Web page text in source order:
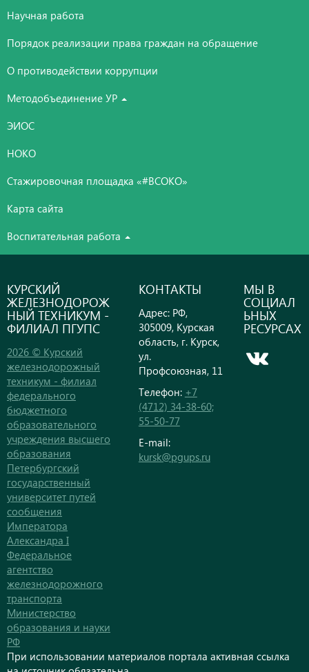
Научная работа
Порядок реализации права граждан на обращение
О противодействии коррупции
Методобъединение УР
ЭИОС
НОКО
Стажировочная площадка «#ВСОКО»
Карта сайта
Воспитательная работа
КУРСКИЙ
ЖЕЛЕЗНОДОРОЖ
НЫЙ ТЕХНИКУМ -
ФИЛИАЛ ПГУПС
2026 © Курский
железнодорожный
техникум - филиал
федерального
бюджетного
образовательного
учреждения высшего
образования
Петербургский
государственный
университет путей
сообщения
Императора
Александра I
Федеральное
агентство
железнодорожного
транспорта
Министерство
образования и науки
РФ
КОНТАКТЫ
Адрес: РФ,
305009, Курская
область, г. Курск,
ул.
Профсоюзная, 11
Телефон: +7
(4712) 34-38-60;
55-50-77
E-mail:
kursk@pgups.ru
МЫ В
СОЦИАЛ
ЬНЫХ
РЕСУРСАХ
При использовании материалов портала активная ссылка